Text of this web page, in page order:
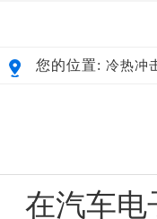
您的位置: 冷热冲
在汽车电